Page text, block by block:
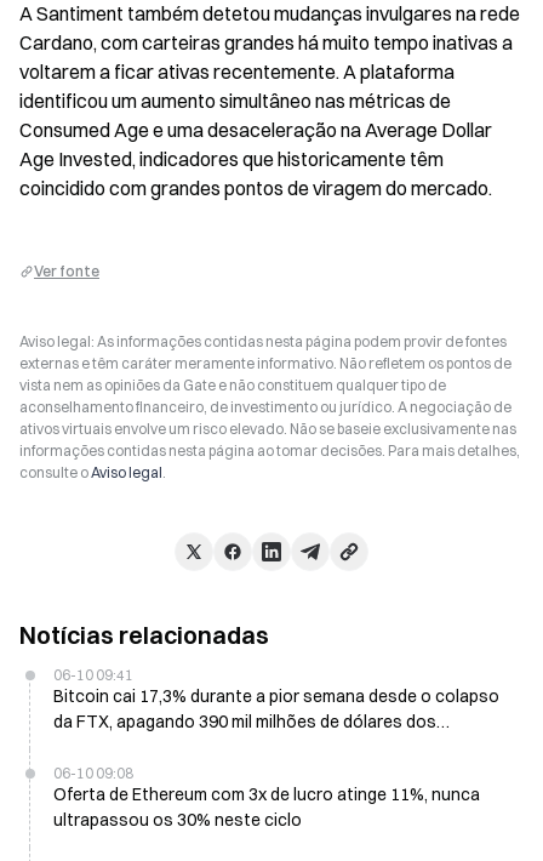
A Santiment também detetou mudanças invulgares na rede
Cardano, com carteiras grandes há muito tempo inativas a
voltarem a ficar ativas recentemente. A plataforma
identificou um aumento simultâneo nas métricas de
Consumed Age e uma desaceleração na Average Dollar
Age Invested, indicadores que historicamente têm
coincidido com grandes pontos de viragem do mercado.
Ver fonte
Aviso legal: As informações contidas nesta página podem provir de fontes
externas e têm caráter meramente informativo. Não refletem os pontos de
vista nem as opiniões da Gate e não constituem qualquer tipo de
aconselhamento financeiro, de investimento ou jurídico. A negociação de
ativos virtuais envolve um risco elevado. Não se baseie exclusivamente nas
informações contidas nesta página ao tomar decisões. Para mais detalhes,
consulte oAviso legal.
Notícias relacionadas
06-10 09:41
Bitcoin cai 17,3% durante a pior semana desde o colapso
da FTX, apagando 390 mil milhões de dólares dos
06-10 09:08
Oferta de Ethereum com 3x de lucro atinge 11%, nunca
ultrapassou os 30% neste ciclo